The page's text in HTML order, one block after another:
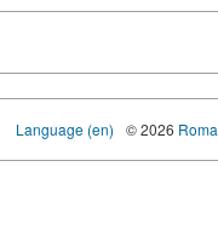
Language (en) © 2026